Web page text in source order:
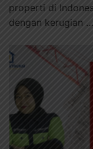
properti di
dengan kerugian …